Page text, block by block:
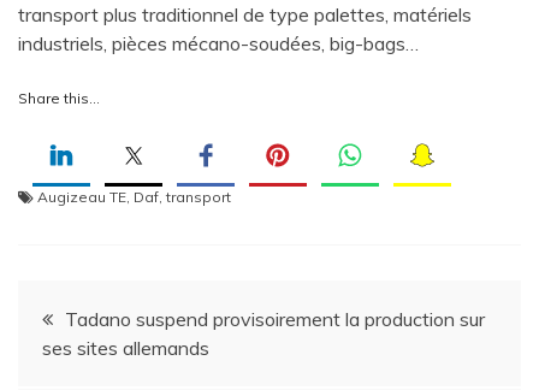
transport plus traditionnel de type palettes, matériels
industriels, pièces mécano-soudées, big-bags…
Share this…
Augizeau TE Daf ,transport
Navigation
de
Tadano suspend provisoirement la production sur
ses sites allemands